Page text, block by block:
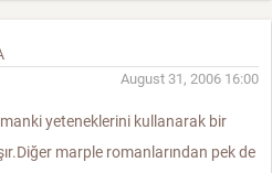
August 31, 2006 16:00
yeteneklerini kullanarak bir
marple romanlarından pek de